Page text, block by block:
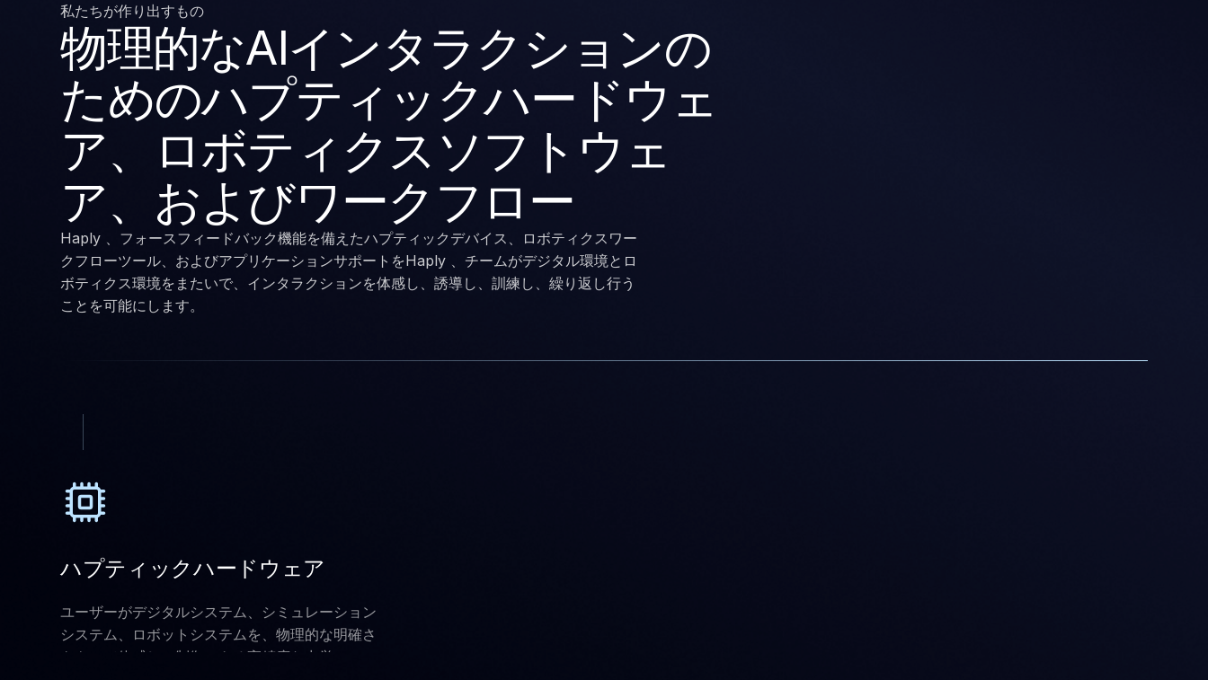
私たちが作り出すもの
物理的なAIインタラクションの
ためのハプティックハードウェ
ア、ロボティクスソフトウェ
ア、およびワークフロー
Haply 、フォースフィードバック機能を備えたハプティックデバイス、ロボティクスワー
クフローツール、およびアプリケーションサポートをHaply 、チームがデジタル環境とロ
ボティクス環境をまたいで、インタラクションを体感し、誘導し、訓練し、繰り返し行う
ことを可能にします。
ハプティックハードウェア
ユーザーがデジタルシステム、シミュレーション
システム、ロボットシステムを、物理的な明確さ
をもって体感し、制御できる高精度な力覚フィー